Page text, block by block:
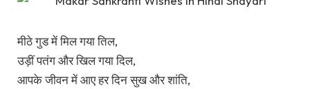
मीठे गुड में मिल गया तिल,
उड़ीं पतंग और खिल गया दिल,
आपके जीवन में आए हर दिन सुख और शांति,